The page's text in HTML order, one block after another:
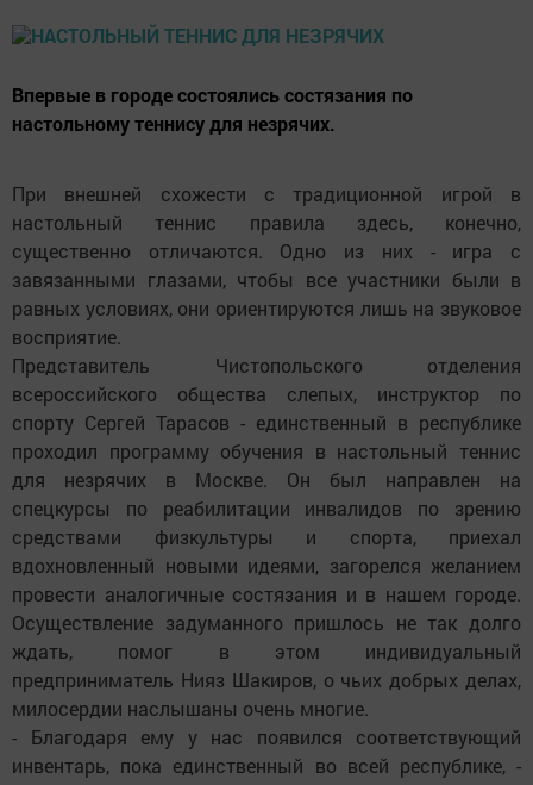
Впервые в городе состоялись состязания по
настольному теннису для незрячих.
При внешней схожести с традиционной игрой в
настольный теннис правила здесь, конечно,
существенно отличаются. Одно из них - игра с
завязанными глазами, чтобы все участники были в
равных условиях, они ориентируются лишь на звуковое
восприятие.
Представитель Чистопольского отделения
всероссийского общества слепых, инструктор по
спорту Сергей Тарасов - единственный в республике
проходил программу обучения в настольный теннис
для незрячих в Москве. Он был направлен на
спецкурсы по реабилитации инвалидов по зрению
средствами физкультуры и спорта, приехал
вдохновленный новыми идеями, загорелся желанием
провести аналогичные состязания и в нашем городе.
Осуществление задуманного пришлось не так долго
ждать, помог в этом индивидуальный
предприниматель Нияз Шакиров, о чьих добрых делах,
милосердии наслышаны очень многие.
- Благодаря ему у нас появился соответствующий
инвентарь, пока единственный во всей рес­публике, -